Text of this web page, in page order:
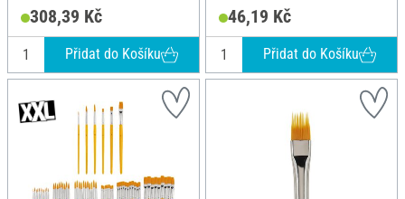
308,39 Kč
Přidat do Košíku
46,19 Kč
Přidat do Košíku